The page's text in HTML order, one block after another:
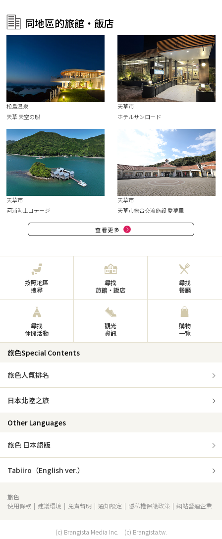
同地區的旅館・飯店
松島溫泉
天草 天空の船
天草市
ホテルサンロード
天草市
河浦海上コテージ
天草市
天草市総合交流施設 愛夢里
查看更多
按照地區
搜尋
尋找
旅館・飯店
尋找
餐廳
尋找
休閒活動
觀光
資訊
購物
一覽
旅色Special Contents
旅色人氣排名
日本北陸之旅
Other Languages
旅色 日本語版
Tabiiro（English ver.）
旅色
使用條款
建議環境 免責聲明 通知設定 隱私權保護政策 網站營運企業
(c) Brangista Media Inc. (c) Brangista.tw.